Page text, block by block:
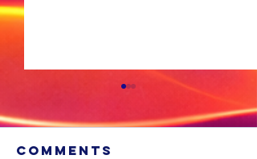
Comments